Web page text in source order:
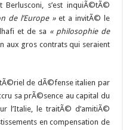
s’est inquiÃ©tÃ©
de l’Europe »et a invitÃ© le
et de sa « philosophie de
aux gros contrats qui seraient
de dÃ©fense italien par
sa prÃ©sence au capital du
l’Italie, le traitÃ© d’amitiÃ©
en compensation de